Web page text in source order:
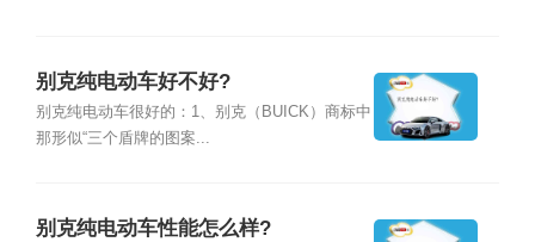
别克纯电动车好不好?
别克纯电动车很好的：1、别克（BUICK）商标中
那形似“三个盾牌的图案...
别克纯电动车性能怎么样?